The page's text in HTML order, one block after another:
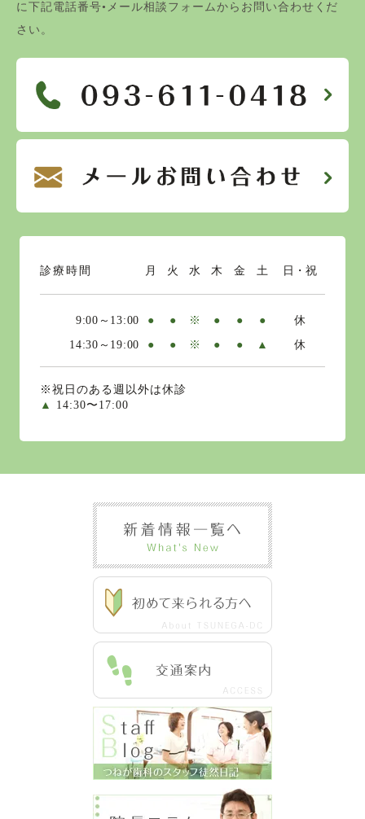
に下記電話番号•メール相談フォームからお問い合わせくだ
さい。
診療時間 月 火 水 木 金 土 日・祝
9:00～13:00 ● ● ※ ● ● ●
休
14:30～19:00
● ● ※ ● ● ▲ 休
※祝日のある週以外は休診
▲
14:30〜17:00